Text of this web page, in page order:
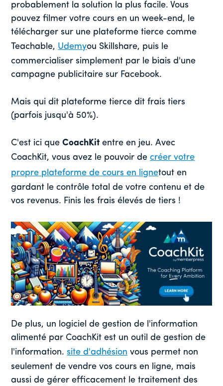
probablement la solution la plus facile. Vous
pouvez filmer votre cours en un week-end, le
télécharger sur une plateforme tierce comme
Teachable, Udemyou Skillshare, puis le
commercialiser simplement par le biais d'une
campagne publicitaire sur Facebook.
Mais qui dit plateforme tierce dit frais tiers
(parfois jusqu'à 50%).
C'est ici queCoachKitentre en jeu. Avec
CoachKit, vous avez le pouvoir decréer votre
propre plateforme de cours en lignetout en
gardant le contrôle total de votre contenu et de
vos revenus. Finis les frais élevés de tiers !
De plus, un logiciel de gestion de l'information
alimenté par CoachKit est un outil de gestion de
l'information.site d'adhésion vous permet non
seulement de vendre vos cours en ligne, mais
aussi de gérer efficacement le traitement des